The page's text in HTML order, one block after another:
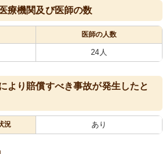
療機関及び医師の数
医師の人数
24人
より賠償すべき事故が発生したと
況 あり